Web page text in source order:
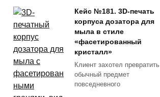
Кейс №181. 3D-печать
корпуса дозатора для
мыла в стиле
«фасетированный
кристалл»
Клиент захотел превратить
обычный предмет
повседневного